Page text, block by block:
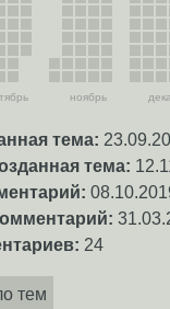
ноябрь
тема:
тема:
24
тем